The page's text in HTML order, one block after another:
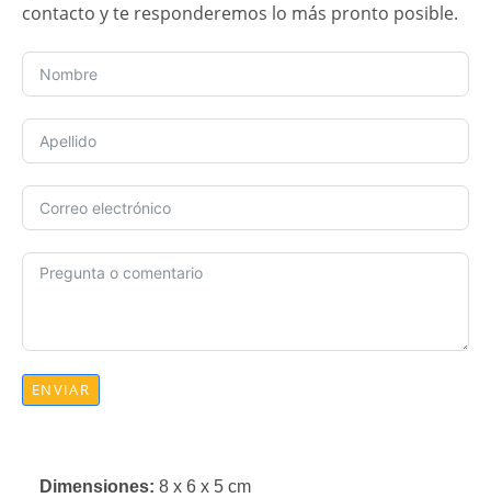
contacto y te responderemos lo más pronto posible.
ENVIAR
Dimensiones: 8 x 6 x 5 cm